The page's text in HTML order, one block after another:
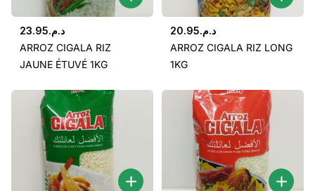
د.م.23.95
ARROZ CIGALA RIZ
JAUNE ÉTUVÉ 1KG
د.م.20.95
ARROZ CIGALA RIZ LONG
1KG